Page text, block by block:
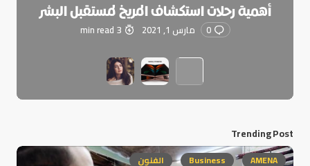
أهمية رحلات استكشاف المريخ لمستقبل البشر
0 مارس 1, 2021 3 min read
Trending Post
AMENA
Business الفنون